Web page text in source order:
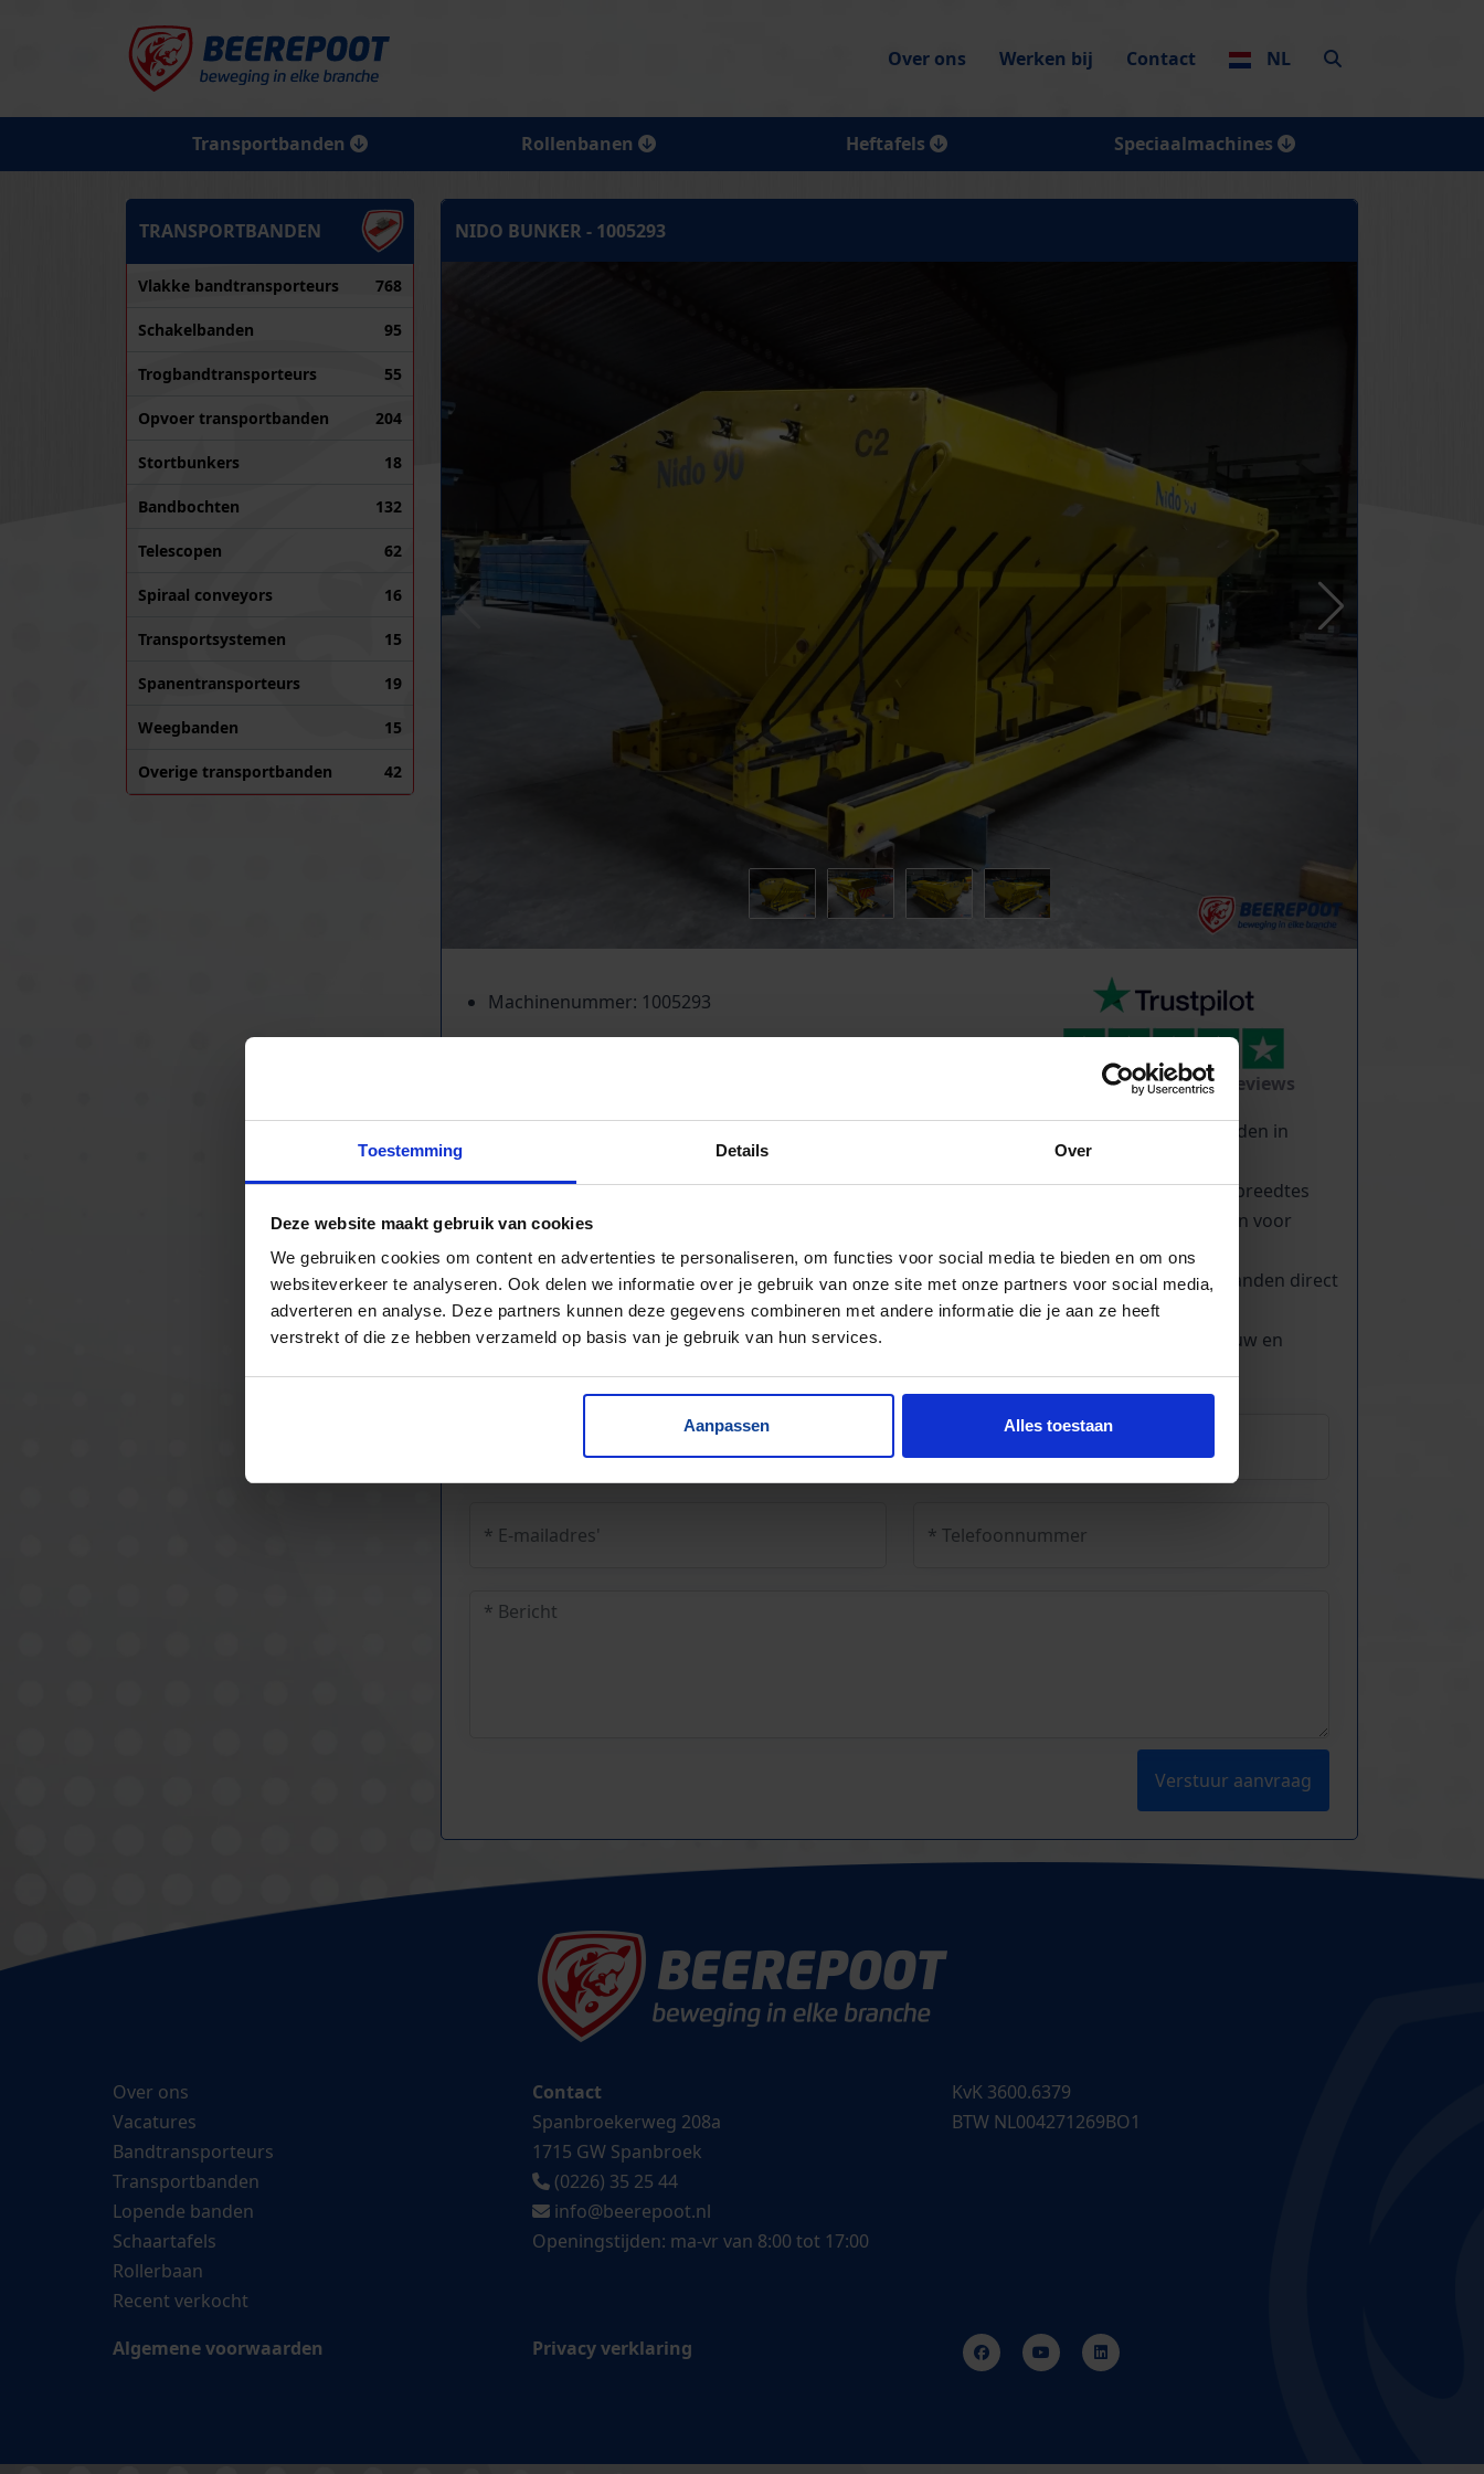
Toestemming Details Over
Deze website maakt gebruik van cookies
We gebruiken cookies om content en advertenties te personaliseren, om functies voor social media te bieden en om ons
websiteverkeer te analyseren. Ook delen we informatie over je gebruik van onze site met onze partners voor social media,
adverteren en analyse. Deze partners kunnen deze gegevens combineren met andere informatie die je aan ze heeft
verstrekt of die ze hebben verzameld op basis van je gebruik van hun services.
Aanpassen Alles toestaan
Over ons Werken bij Contact NL
Transportbanden Rollenbanen Heftafels Speciaalmachines
TRANSPORTBANDEN
Vlakke bandtransporteurs 768
Schakelbanden 95
Trogbandtransporteurs 55
Opvoer transportbanden 204
Stortbunkers 18
Bandbochten 132
Telescopen 62
Spiraal conveyors 16
Transportsystemen 15
Spanentransporteurs 19
Weegbanden 15
Overige transportbanden 42
NIDO BUNKER - 1005293
Machinenummer: 1005293
TrustScore5.0|213
reviews
Duizenden lopende banden in
voorraad
Veel verschillende bandbreedtes
Voor pakjes & doosjes en voor
stortgoed
Extreem veel lopende banden direct
leverbaar
Maatwerk mogelijk, nieuw en
Verstuur aanvraag
Over ons
Vacatures
Bandtransporteurs
Transportbanden
Lopende banden
Schaartafels
Rollerbaan
Recent verkocht
Contact
Spanbroekerweg 208a
1715 GW Spanbroek
(0226) 35 25 44
info@beerepoot.nl
Openingstijden: ma-vr van 8:00 tot 17:00
KvK 3600.6379
BTW NL004271269BO1
Algemene voorwaarden Privacy verklaring